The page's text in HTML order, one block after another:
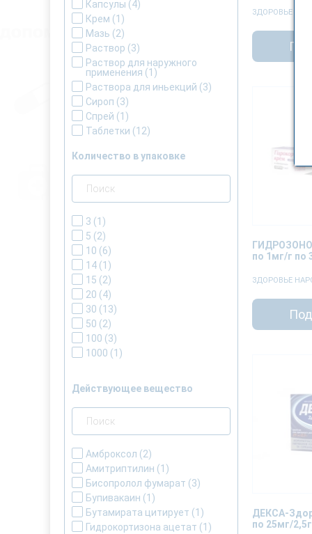
препараты от насморка
Ризамигрен
Силибор
Сон-найт (1)
Стомато-гель (1)
Топилепсин (1)
Эсциталопрам (2)
Капсулы (4)
Крем (1)
Мазь (2)
Раствор (3)
Раствор для наружного
применения (1)
Раствора для иньекций (3)
Сироп (3)
Спрей (1)
Таблетки (12)
Количество в упаковке
3 (1)
5 (2)
10 (6)
14 (1)
15 (2)
20 (4)
30 (13)
50 (2)
100 (3)
1000 (1)
Действующее вещество
Амброксол (2)
Амитриптилин (1)
Бисопролол фумарат (3)
Бупивакаин (1)
Бутамирата цитирует (1)
Гидрокортизона ацетат (1)
ЗДОРОВЬЕ
по 1мг/г по
ЗДОРОВЬЕ
ДЕКСА-
по 25мг/